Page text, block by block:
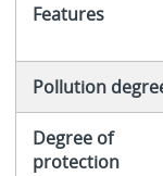
Features
Pollution
Degree of
protection